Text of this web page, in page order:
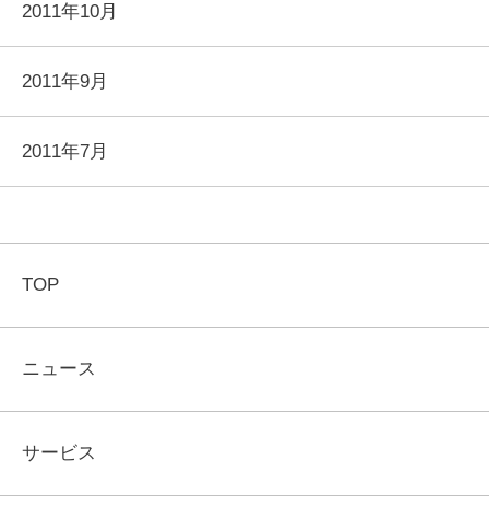
2011年10月
2011年9月
2011年7月
TOP
ニュース
サービス